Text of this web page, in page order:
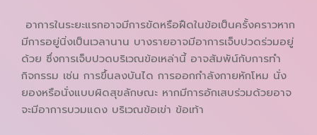
อาการในระยะแรกอาจมีการขัดหรือฝืดในข้อเป็นครั้งคราวหาก
มีการอยู่นิ่งเป็นเวลานาน บางรายอาจมีอาการเจ็บปวดร่วมอยู่
ด้วย ซึ่งการเจ็บปวดบริเวณข้อเหล่านี้ อาจสัมพัน์กับการทำ
กิจกรรม เช่น การขึ้นลงบันได การออกกำลังกายหักโหม นั่ง
ยองหรือนั่งแบบผิดสุขลักษณะ หากมีการอักเสบร่วมด้วยอาจ
จะมีอาการบวมแดง บริเวณข้อเข่า ข้อเท้า